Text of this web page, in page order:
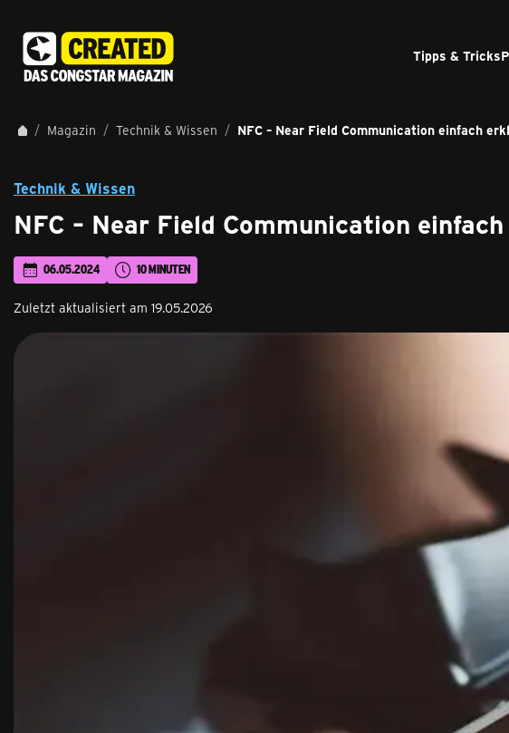
Tipps & Tricks
Magazin Technik & Wissen NFC – Near Field Communication einfach
Technik & Wissen
NFC – Near Field Communication
06.05.2024 10 MINUTEN
Zuletzt aktualisiert am 19.05.2026